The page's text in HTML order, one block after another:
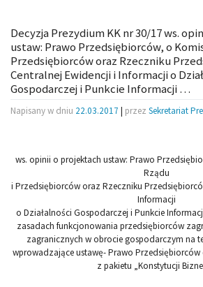
Decyzja Prezydium KK nr 30/17 ws.
ustaw: Prawo Przedsiębiorców, o
Przedsiębiorców oraz Rzeczniku
Centralnej Ewidencji i Informacji o
Gospodarczej i Punkcie Informacji …
Napisany w dniu 22.03.2017 przez Sekretariat
ws. opinii o projektach ustaw: Prawo
Rządu
i Przedsiębiorców oraz Rzeczniku
Informacji
o Działalności Gospodarczej i Punkcie
zasadach funkcjonowania przedsiębiorców
zagranicznych w obrocie gospodarczym na
wprowadzające ustawę- Prawo
z pakietu „Konstytucji